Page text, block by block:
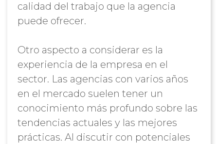
calidad del trabajo que la agencia
puede ofrecer.
Otro aspecto a considerar es la
experiencia de la empresa en el
sector. Las agencias con varios años
en el mercado suelen tener un
conocimiento más profundo sobre las
tendencias actuales y las mejores
prácticas. Al discutir con potenciales